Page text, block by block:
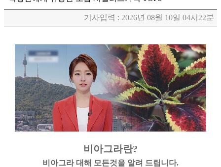
기사입력 : 2026년 08월 10일 04시22분
비아그라란?
비아그라 대해 모든것을 알려 드립니다.